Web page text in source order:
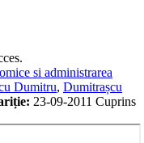
si administrarea
Dumitru, Dumitrașcu
23-09-2011 Cuprins